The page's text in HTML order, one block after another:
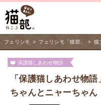
フェリシモ > フェリシモ「猫部」 > 猫
保護猫しあわせ物語
「保護猫しあわせ物
ちゃんとニャーちゃん